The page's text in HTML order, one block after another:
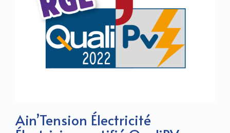
Ain’Tension Électricité